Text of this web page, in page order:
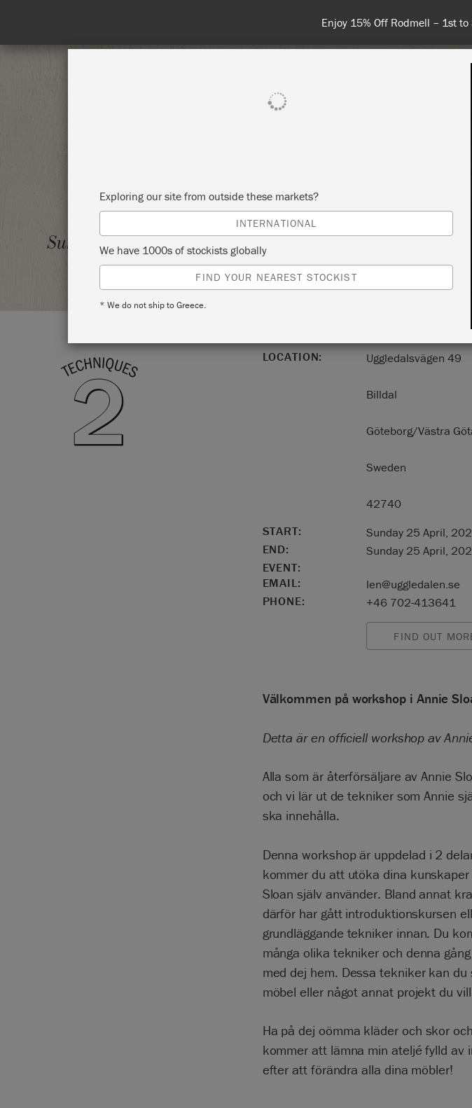
Spend 100€ or more for free shipping (or
Sunday 25 April, 2021 ANNIE SLOAN-METODEN
UGGLEDALEN ATELJÉ & INREDNING
LOCATION: Uggledalsvägen 49
Billdal
Göteborg/Västra
Sweden
42740
START:
Sunday 25 April,
END:
Sunday 25 April,
EVENT:
EMAIL:
len@uggledalen.se
PHONE:
+46 702-413641
FIND OUT
Välkommen på workshop i Annie
Detta är en officiell workshop av
Alla som är återförsäljare av Annie
och vi lär ut de tekniker som Annie
ska innehålla.
Denna workshop är uppdelad i 2
kommer du att utöka dina
Sloan själv använder. Bland annat
därför har gått introduktionskursen
grundläggande tekniker innan. Du
många olika tekniker och denna
med dej hem. Dessa tekniker kan
möbel eller något annat projekt du
Ha på dej oömma kläder och skor
kommer att lämna min ateljé fylld av
efter att förändra alla dina möbler!
Exploring our site from outside these markets?
INTERNATIONAL
We have 1000s of stockists globally
FIND YOUR NEAREST STOCKIST
* We do not ship to Greece.